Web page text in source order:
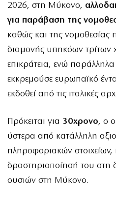
2026, στη Μύκονο,
για παράβαση της
καθώς και της νομοθεσίας
διαμονής υπηκόων τρίτων
επικράτεια, ενώ
εκκρεμούσε ευρωπαϊκό
εκδοθεί από τις ιταλικές
Πρόκειται για 30χρονο, ο
ύστερα από κατάλληλη
πληροφοριακών
δραστηριοποίησή του στη
ουσιών στη Μύκονο.